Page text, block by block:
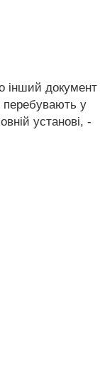
інший документ
перебувають у
установі, -